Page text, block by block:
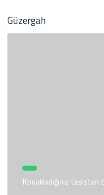
Güzergah
Konakladığınız tesisten